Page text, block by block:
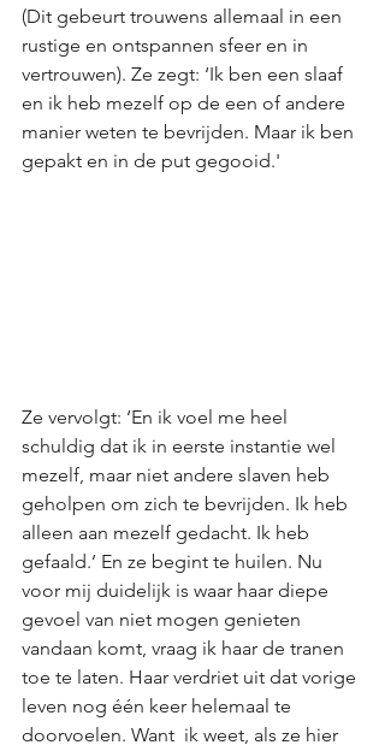
(Dit gebeurt trouwens allemaal in een
rustige en ontspannen sfeer en in
vertrouwen). Ze zegt: ‘Ik ben een slaaf
en ik heb mezelf op de een of andere
manier weten te bevrijden. Maar ik ben
gepakt en in de put gegooid.'
Ze vervolgt: ‘En ik voel me heel
schuldig dat ik in eerste instantie wel
mezelf, maar niet andere slaven heb
geholpen om zich te bevrijden. Ik heb
alleen aan mezelf gedacht. Ik heb
gefaald.’ En ze begint te huilen. Nu
voor mij duidelijk is waar haar diepe
gevoel van niet mogen genieten
vandaan komt, vraag ik haar de tranen
toe te laten. Haar verdriet uit dat vorige
leven nog één keer helemaal te
doorvoelen. Want  ik weet, als ze hier